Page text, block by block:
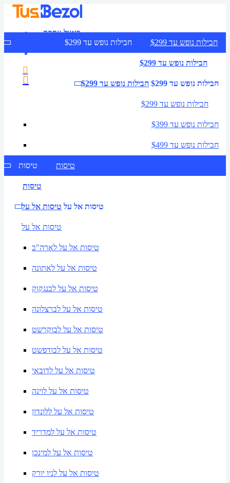
ביטול עסקה
צרו קשר
חבילות נופש עד $299 חבילות נופש עד $299
חבילות נופש עד $299
חבילות נופש עד $299 חבילות נופש עד $299
חבילות נופש עד $299
חבילות נופש עד $399
חבילות נופש עד $499
טיסות טיסות
טיסות
טיסות אל על טיסות אל על
טיסות אל על
טיסות אל על לארה"ב
טיסות אל על לאתונה
טיסות אל על לבנגקוק
טיסות אל על לברצלונה
טיסות אל על לבוקרשט
טיסות אל על לבודפשט
טיסות אל על לדובאי
טיסות אל על לוינה
טיסות אל על ללונדון
טיסות אל על למדריד
טיסות אל על למינכן
טיסות אל על לניו יורק